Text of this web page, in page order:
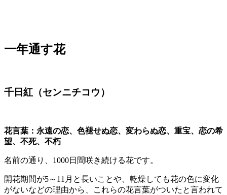
一年通す花
千日紅（センニチコウ）
花言葉：永遠の恋、色褪せぬ恋、変わらぬ恋、重宝、恋の希
望、不死、不朽
名前の通り、1000日間咲き続ける花です。
開花期間が5～11月と長いことや、乾燥しても花の色に変化
がないなどの理由から、これらの花言葉がついたと言われて